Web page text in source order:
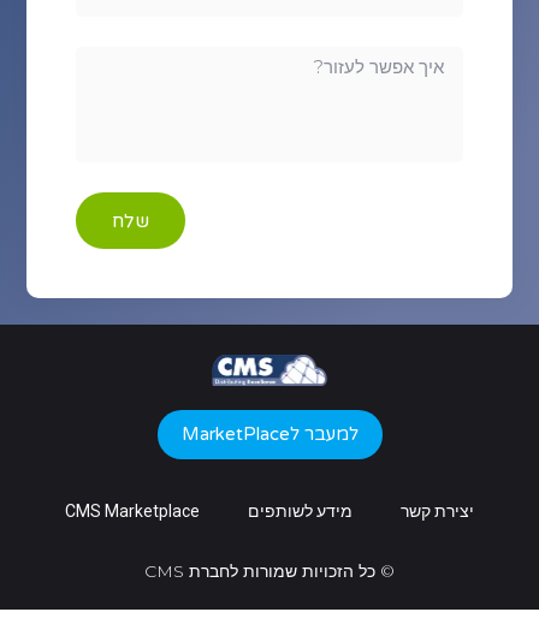
שלח
למעבר לMarketPlace
יצירת קשר מידע לשותפים CMS Marketplace
© כל הזכויות שמורות לחברת CMS